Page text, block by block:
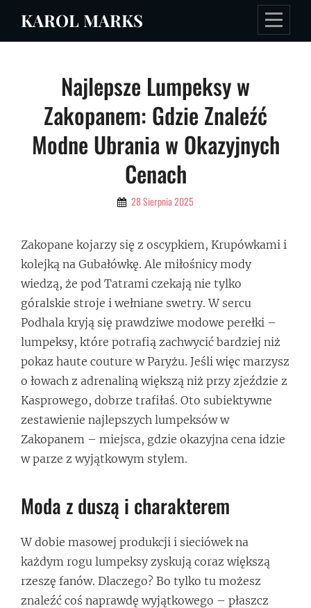
KAROL MARKS
Najlepsze Lumpeksy w
Zakopanem: Gdzie Znaleźć
Modne Ubrania w Okazyjnych
Cenach
By 28 Sierpnia 2025
Zakopane kojarzy się z oscypkiem, Krupówkami i
kolejką na Gubałówkę. Ale miłośnicy mody
wiedzą, że pod Tatrami czekają nie tylko
góralskie stroje i wełniane swetry. W sercu
Podhala kryją się prawdziwe modowe perełki –
lumpeksy, które potrafią zachwycić bardziej niż
pokaz haute couture w Paryżu. Jeśli więc marzysz
o łowach z adrenaliną większą niż przy zjeździe z
Kasprowego, dobrze trafiłaś. Oto subiektywne
zestawienie najlepszych lumpeksów w
Zakopanem – miejsca, gdzie okazyjna cena idzie
w parze z wyjątkowym stylem.
Moda z duszą i charakterem
W dobie masowej produkcji i sieciówek na
każdym rogu lumpeksy zyskują coraz większą
rzeszę fanów. Dlaczego? Bo tylko tu możesz
znaleźć coś naprawdę wyjątkowego – płaszcz
Nawigacja
wpisu